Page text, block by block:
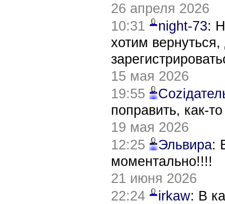
26 апреля 2026
10:31
night-73:
хотим
15 мая 2026
19:55
поправить, как-
19 мая 2026
12:25
Эльвира:
моментально!!!!
21 июня 2026
22:24
irkaw: В